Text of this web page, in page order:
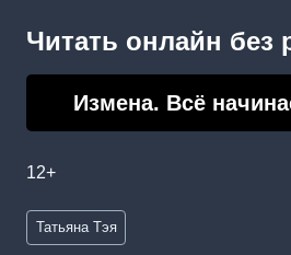
Читать онлайн без
Измена. Всё
12+
Метки
записи:
Татьяна Тэя